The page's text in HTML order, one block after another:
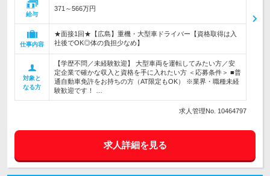
給与
371～566万円
仕事内容
★面接1回★【広島】重機・大型車ドライバー【資格取得は入
社後でOK◎体の負担少なめ】
対象と
なる方
【学歴不問／未経験歓迎】 大型車両を運転してみたい方／安
定企業で確かな収入と資格を手に入れたい方 ＜応募条件＞ ■普
通自動車免許をお持ちの方（AT限定もOK） ※業界・職種未経
験歓迎です！ …
求人管理No. 10464797
求人詳細を見る